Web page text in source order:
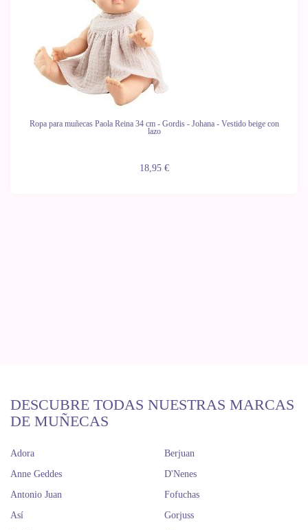
Ropa para muñecas Paola Reina 34 cm - Gordis - Johana - Vestido beige con
lazo
18,95 €
DESCUBRE TODAS NUESTRAS MARCAS
DE MUÑECAS
Adora
Anne Geddes
Antonio Juan
Así
Berjuan
D'Nenes
Fofuchas
Gorjuss